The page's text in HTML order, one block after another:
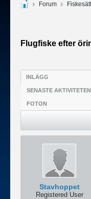
Forum Fiskesätt
Flugfiske efter
INLÄGG
SENASTE AKTIVITETEN
FOTON
Stavhoppet
Registered User